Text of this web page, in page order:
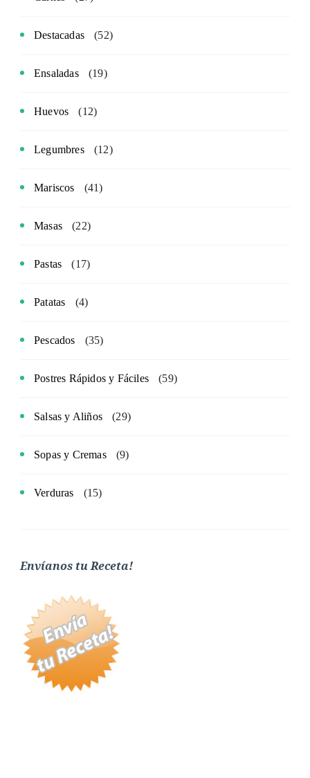
Destacadas (52)
Ensaladas (19)
Huevos (12)
Legumbres (12)
Mariscos (41)
Masas (22)
Pastas (17)
Patatas (4)
Pescados (35)
Postres Rápidos y Fáciles (59)
Salsas y Aliños (29)
Sopas y Cremas (9)
Verduras (15)
Envíanos tu Receta!